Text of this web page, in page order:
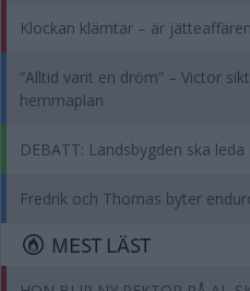
Klockan klämtar – är
”Alltid varit en dröm” – Victor
hemmaplan
DEBATT: Landsbygden ska
Fredrik och Thomas byter
MEST LÄST